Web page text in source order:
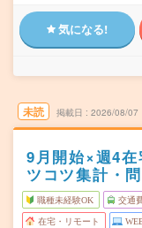
気になる!
未読 掲載日 2026/08/07
9月開始×週4
ツコツ集計・
職種未経験OK 交通
在宅・リモート